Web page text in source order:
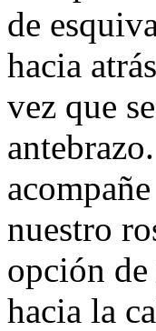
de
hacia
vez que
nuestro
opción de
hacia la